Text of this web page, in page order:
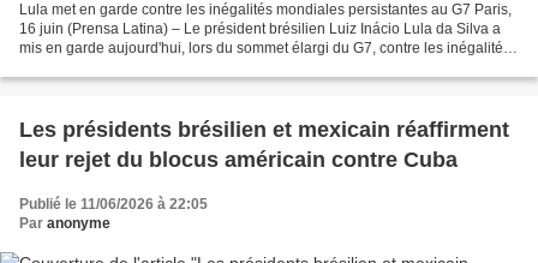
Lula met en garde contre les inégalités mondiales persistantes au G7 Paris,
16 juin (Prensa Latina) – Le président brésilien Luiz Inácio Lula da Silva a
mis en garde aujourd'hui, lors du sommet élargi du G7, contre les inégalités
Les présidents brésilien et mexicain réaffirment
leur rejet du blocus américain contre Cuba
Publié le 11/06/2026 à 22:05
Par anonyme